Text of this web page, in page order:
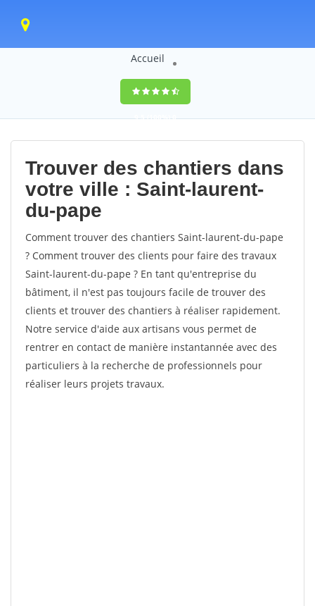
Accueil
9,5(100%)0
votes
Trouver des chantiers dans
votre ville : Saint-laurent-
du-pape
Comment trouver des chantiers Saint-laurent-du-pape
? Comment trouver des clients pour faire des travaux
Saint-laurent-du-pape ? En tant qu'entreprise du
bâtiment, il n'est pas toujours facile de trouver des
clients et trouver des chantiers à réaliser rapidement.
Notre service d'aide aux artisans vous permet de
rentrer en contact de manière instantannée avec des
particuliers à la recherche de professionnels pour
réaliser leurs projets travaux.